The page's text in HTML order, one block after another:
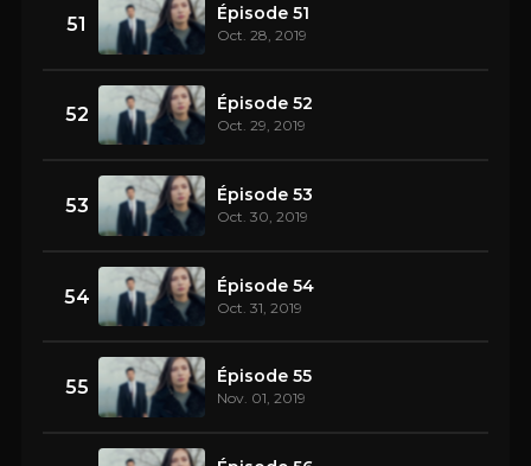
51 Épisode 51
Oct. 28, 2019
52 Épisode 52
Oct. 29, 2019
53 Épisode 53
Oct. 30, 2019
54 Épisode 54
Oct. 31, 2019
55 Épisode 55
Nov. 01, 2019